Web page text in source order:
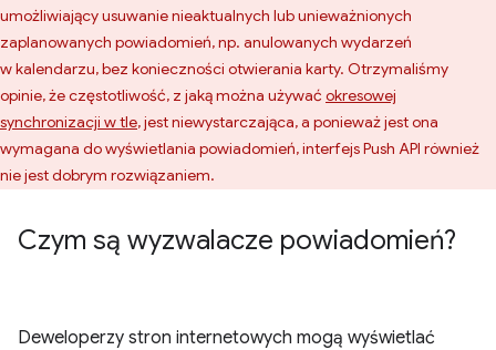
umożliwiający usuwanie nieaktualnych lub unieważnionych
zaplanowanych powiadomień, np. anulowanych wydarzeń
w kalendarzu, bez konieczności otwierania karty. Otrzymaliśmy
opinie, że częstotliwość, z jaką można używać okresowej
synchronizacji w tle, jest niewystarczająca, a ponieważ jest ona
wymagana do wyświetlania powiadomień, interfejs Push API również
nie jest dobrym rozwiązaniem.
Czym są wyzwalacze powiadomień?
Deweloperzy stron internetowych mogą wyświetlać